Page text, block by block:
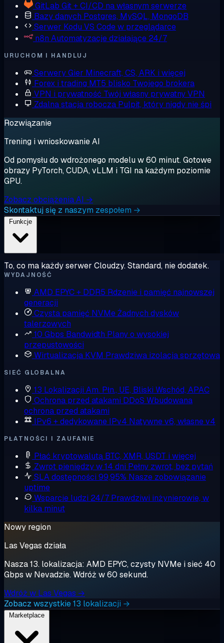
GitLab Git + CI/CD na własnym serwerze
Bazy danych Postgres, MySQL, MongoDB
Serwer Kodu VS Code w przeglądarce
n8n Automatyzacje działające 24/7
URUCHOM I HANDLUJ
Serwery Gier Minecraft, CS, ARK i więcej
Forex i trading MT5 blisko Twojego brokera
VPN i prywatność Twój własny prywatny VPN
Zdalna stacja robocza Pulpit, który nigdy nie śpi
Rozwiązanie
Trening i wnioskowanie AI
Od pomysłu do wdrożonego modelu w 60 minut. Gotowe
obrazy PyTorch, CUDA, vLLM i TGI na każdym poziomie
GPU.
Zobacz obciążenia AI →
Skontaktuj się z naszym zespołem →
To, co ma każdy serwer Cloudzy. Standard, nie dodatek.
WYDAJNOŚĆ
AMD EPYC + DDR5 Rdzenie i pamięć najnowszej
generacji
Czysta pamięć NVMeŻadnych dysków
talerzowych
10 Gbps Bandwidth Plany o wysokiej
przepustowości
Wirtualizacja KVM Prawdziwa izolacja sprzętowa
SIEĆ GLOBALNA
13 Lokalizacji Am. Płn., UE, Bliski Wschód, APAC
Ochrona przed atakami DDoS Wbudowana
ochrona przed atakami
IPv6 + dedykowane IPv4 Natywne v6, własne v4
PŁATNOŚCI I ZAUFANIE
Płać kryptowalutą BTC, XMR, USDT i więcej
Zwrot pieniędzy w 14 dni Pełny zwrot, bez pytań
SLA dostępności 99,95% Nasze zobowiązanie
uptime
Wsparcie ludzi 24/7 Prawdziwi inżynierowie, w
kilka minut
Nowy region
Las Vegas działa
Nasza 13. lokalizacja: AMD EPYC, czysty NVMe i sieć 40
Gbps w Nevadzie. Wdróż w 60 sekund.
Wdróż w Las Vegas →
Zobacz wszystkie 13 lokalizacji →